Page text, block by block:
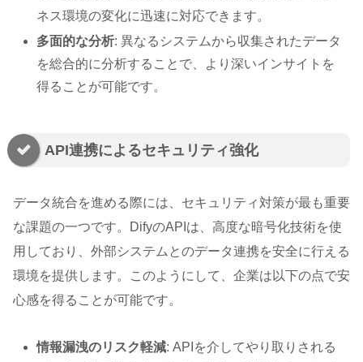
ネス環境の変化に迅速に対応できます。
多面的な分析: 異なるシステムから収集されたデータ
を総合的に分析することで、より深いインサイトを
得ることが可能です。
API連携によるセキュリティ強化
データ統合を進める際には、セキュリティ対策が最も重要
な課題の一つです。DifyのAPIは、高度な暗号化技術を使
用しており、外部システムとのデータ連携を安全に行える
環境を提供します。このようにして、企業は以下の点で安
心感を得ることが可能です。
情報漏洩のリスク軽減: APIを介してやり取りされる